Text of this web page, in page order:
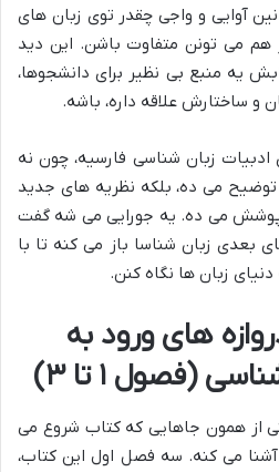
آوایی و واجی چقدر توی زبان های
می تونن متفاوت باشن. این دید
یه منبع بی نظیر برای دانشجوها،
و ساختارش علاقه داره، باشه.
ادبیات زبان شناسی فارسیه، چون نه
می ده، بلکه نظریه های جدید
می ده. یه جورایی می شه گفت
بعدی زبان شناسا باز می کنه تا با
زبان ها نگاه کنن.
های ورود به
(فصول ۱ تا ۳)
از همون جاهایی که کتاب شروع می
می کنه. سه فصل اول این کتاب،